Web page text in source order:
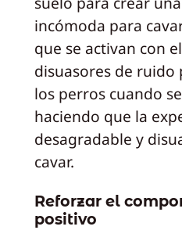
incómoda para
que se activan con
disuasores de ruido
los perros cuando
haciendo que la
desagradable y
cavar.
Reforzar el
positivo